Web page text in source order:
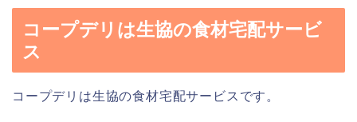
コープデリは生協の食材宅配サービ
ス
コープデリは生協の食材宅配サービスです。